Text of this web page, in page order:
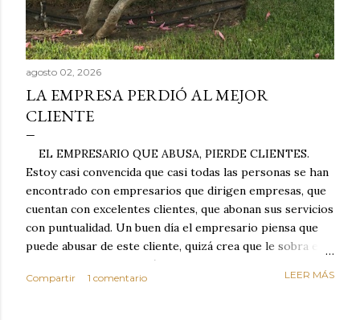
agosto 02, 2026
LA EMPRESA PERDIÓ AL MEJOR
CLIENTE
EL EMPRESARIO QUE ABUSA, PIERDE CLIENTES.
Estoy casi convencida que casi todas las personas se han
encontrado con empresarios que dirigen empresas, que
cuentan con excelentes clientes, que abonan sus servicios
con puntualidad. Un buen día el empresario piensa que
puede abusar de este cliente, quizá crea que le sobra el
dinero porque la mayoría de los otros pagan mal y
tarde y en ocasiones ni abonan los servicios. Cuando una
Compartir 1 comentario LEER MÁS